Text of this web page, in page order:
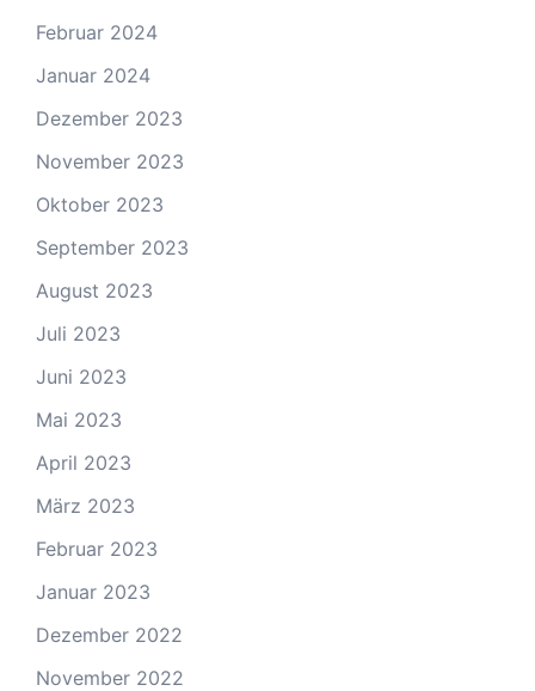
Februar 2024
Januar 2024
Dezember 2023
November 2023
Oktober 2023
September 2023
August 2023
Juli 2023
Juni 2023
Mai 2023
April 2023
März 2023
Februar 2023
Januar 2023
Dezember 2022
November 2022